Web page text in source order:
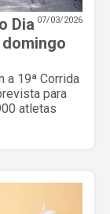
07/03/2026
Dia
a 19ª Corrida
para
atletas